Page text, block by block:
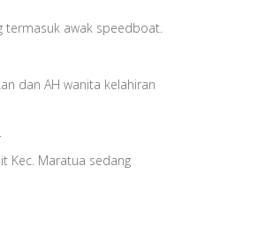
termasuk awak speedboat.
dan AH wanita kelahiran
Kec. Maratua sedang